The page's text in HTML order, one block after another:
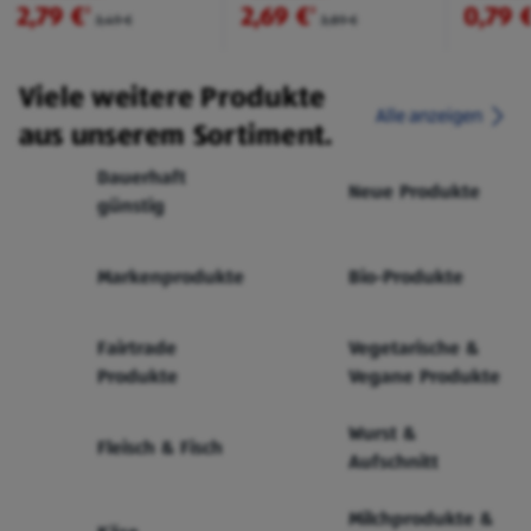
2,79 €² 3,49 € 2,69 €² 3,89 € 0,79
Viele weitere Produkte
aus unserem Sortiment.
Alle anzeigen
Dauerhaft
günstig
Neue Produkte
Markenprodukte Bio-Produkte
Fairtrade
Produkte
Vegetarische &
Vegane Produkte
Fleisch & Fisch
Wurst &
Aufschnitt
Milchprodukte &